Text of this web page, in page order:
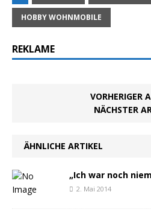
HOBBY WOHNMOBILE
REKLAME
VORHERIGER
NÄCHSTER
ÄHNLICHE ARTIKEL
„Ich war noch
2. Mai 2014